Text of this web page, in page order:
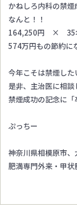
かねしろ内科の禁煙
なんと！！
164,250円 × 35
574万円もの節約に
今年こそは禁煙した
是非、主治医に相談
禁煙成功の記念に
ぷっちー
神奈川県相模原市
肥満専門外来・甲